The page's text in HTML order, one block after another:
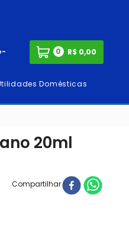
0
Domésticas
20ml
Compartilhar